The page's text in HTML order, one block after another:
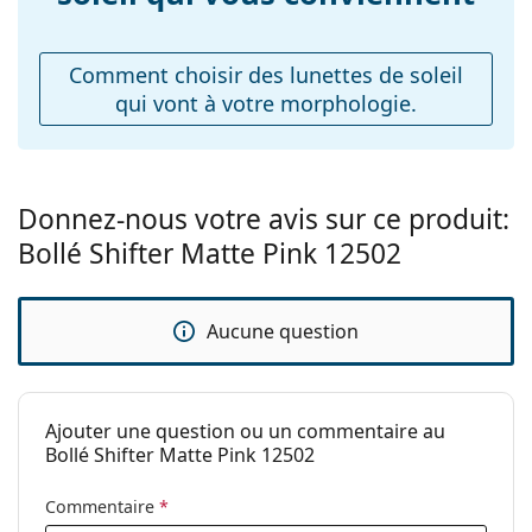
ajustables:
ressort:
Non
Étui:
Oui
Tissu de
Oui
Catégorie:
Lunettes de soleil
Marque:
Bollé
Sport:
Comment choisir des lunettes de soleil
qui vont à votre morphologie.
Donnez-nous votre avis sur ce produit:
Bollé Shifter Matte Pink 12502
Aucune question
Ajouter une question ou un commentaire au
Bollé Shifter Matte Pink 12502
Commentaire *